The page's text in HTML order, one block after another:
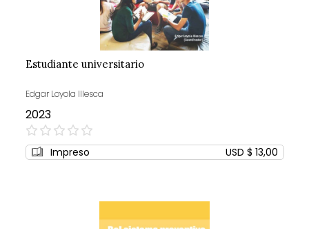
Estudiante universitario
Edgar Loyola Illesca
2023
0%
Impreso USD $ 13,00